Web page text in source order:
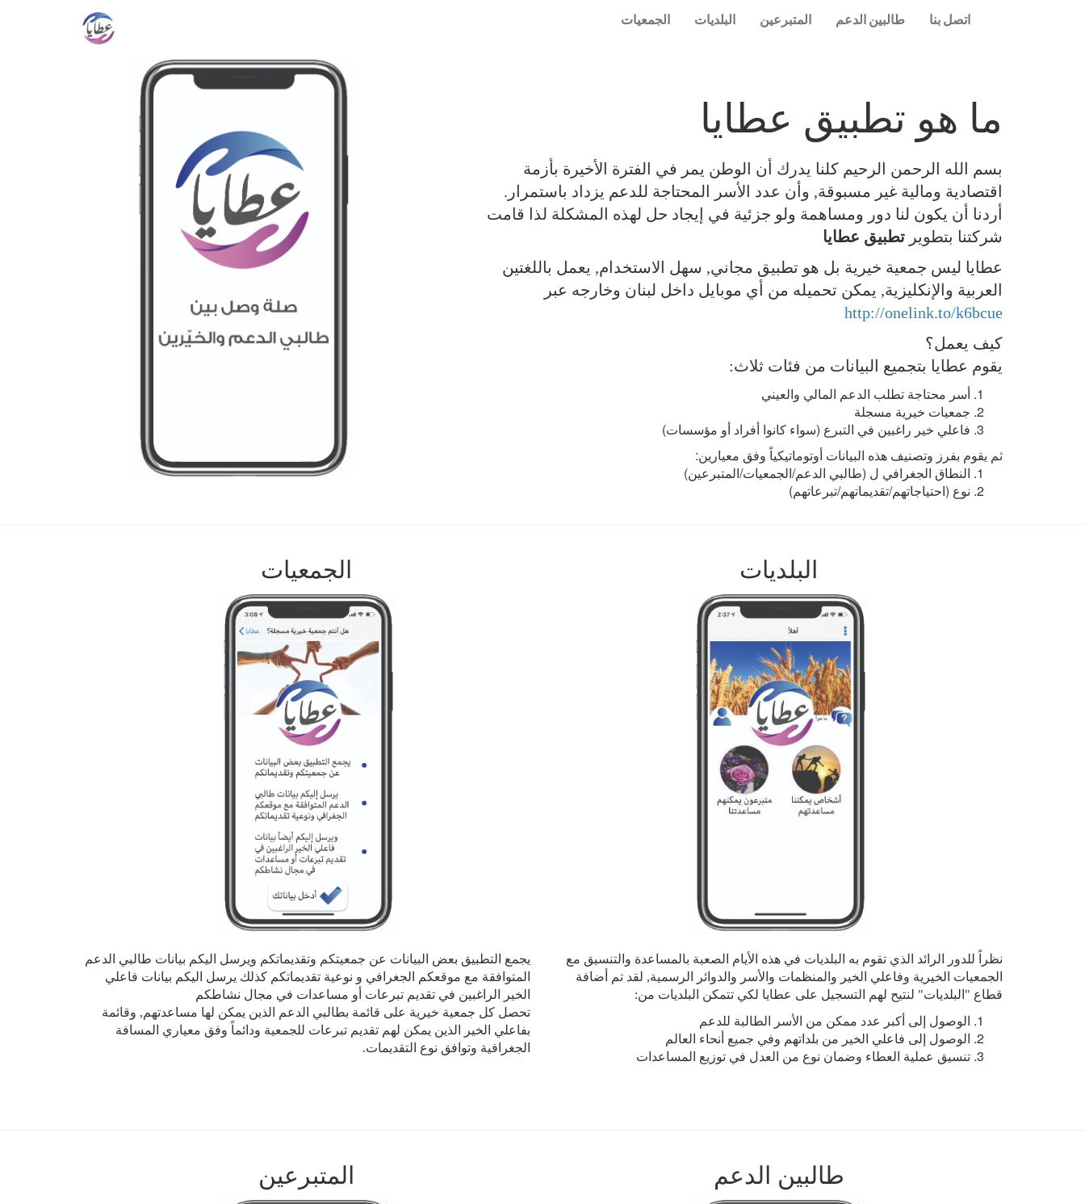
الجمعيات البلديات المتبرعين طالبين الدعم اتصل بنا
ما هو تطبيق عطايا
بسم الله الرحمن الرحيم كلنا يدرك أن الوطن يمر في الفترة الأخيرة بأزمة
اقتصادية ومالية غير مسبوقة, وأن عدد الأسر المحتاجة للدعم يزداد باستمرار.
أردنا أن يكون لنا دور ومساهمة ولو جزئية في إيجاد حل لهذه المشكلة لذا قامت
شركتنا بتطوير تطبيق عطايا
عطايا ليس جمعية خيرية بل هو تطبيق مجاني, سهل الاستخدام, يعمل باللغتين
العربية والإنكليزية, يمكن تحميله من أي موبايل داخل لبنان وخارجه عبر
http://onelink.to/k6bcue
كيف يعمل؟
يقوم عطايا بتجميع البيانات من فئات ثلاث:
أسر محتاجة تطلب الدعم المالي والعيني
جمعيات خيرية مسجلة
فاعلي خير راغبين في التبرع (سواء كانوا أفراد أو مؤسسات)
ثم يقوم بفرز وتصنيف هذه البيانات أوتوماتيكياً وفق معيارين:
النطاق الجغرافي ل (طالبي الدعم/الجمعيات/المتبرعين)
نوع (احتياجاتهم/تقديماتهم/تبرعاتهم)
الجمعيات
يجمع التطبيق بعض البيانات عن جمعيتكم وتقديماتكم ويرسل اليكم بيانات طالبي الدعم
المتوافقة مع موقعكم الجغرافي و نوعية تقديماتكم كذلك يرسل اليكم بيانات فاعلي
الخير الراغبين في تقديم تبرعات أو مساعدات في مجال نشاطكم
تحصل كل جمعية خيرية على قائمة بطالبي الدعم الذين يمكن لها مساعدتهم, وقائمة
بفاعلي الخير الذين يمكن لهم تقديم تبرعات للجمعية ودائماً وفق معياري المسافة
الجغرافية وتوافق نوع التقديمات.
البلديات
نظراً للدور الرائد الذي تقوم به البلديات في هذه الأيام الصعبة بالمساعدة والتنسيق مع
الجمعيات الخيرية وفاعلي الخير والمنظمات والأسر والدوائر الرسمية, لقد تم أضافة
قطاع "البلديات" لنتيح لهم التسجيل على عطايا لكي تتمكن البلديات من:
الوصول إلى أكبر عدد ممكن من الأسر الطالبة للدعم
الوصول إلى فاعلي الخير من بلداتهم وفي جميع أنحاء العالم
تنسيق عملية العطاء وضمان نوع من العدل في توزيع المساعدات
المتبرعين طالبين الدعم